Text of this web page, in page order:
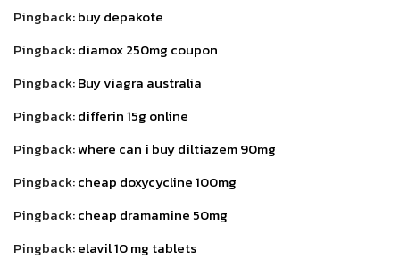
Pingback:buy depakote
Pingback:diamox 250mg coupon
Pingback:Buy viagra australia
Pingback:differin 15g online
Pingback:where can i buy diltiazem 90mg
Pingback:cheap doxycycline 100mg
Pingback:cheap dramamine 50mg
Pingback:elavil 10 mg tablets